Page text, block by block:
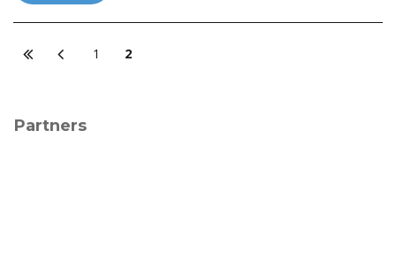
1 2
Partners